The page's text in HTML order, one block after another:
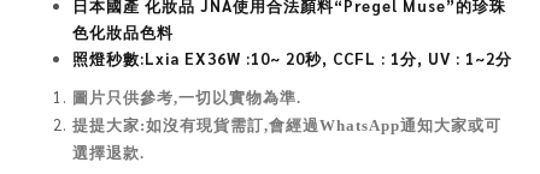
日本國產 化妝品 JNA使用合法顏料“Pregel Muse”的珍珠
色化妝品色料
照燈秒數:Lxia EX36W :10~ 20秒, CCFL : 1分, UV : 1~2分
圖片只供參考,一切以實物為準.
提提大家:如沒有現貨需訂,會經過WhatsApp通知大家或可
選擇退款.